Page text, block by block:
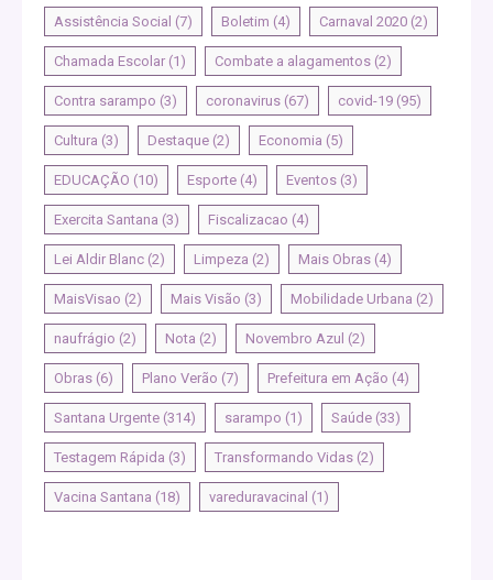
Assistência Social (7) Boletim (4) Carnaval 2020 (2)
Chamada Escolar (1) Combate a alagamentos (2)
Contra sarampo (3) coronavirus (67) covid-19 (95)
Cultura (3) Destaque (2) Economia (5)
EDUCAÇÃO (10) Esporte (4) Eventos (3)
Exercita Santana (3) Fiscalizacao (4)
Lei Aldir Blanc (2) Limpeza (2) Mais Obras (4)
MaisVisao (2) Mais Visão (3) Mobilidade Urbana (2)
naufrágio (2) Nota (2) Novembro Azul (2)
Obras (6) Plano Verão (7) Prefeitura em Ação (4)
Santana Urgente (314) sarampo (1) Saúde (33)
Testagem Rápida (3) Transformando Vidas (2)
Vacina Santana (18) vareduravacinal (1)